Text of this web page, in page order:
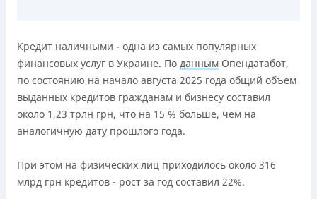
Вся информация о кредите
ПОЛУЧИТЬ ЗАЙМ Подробнее
Кредит наличными - одна из самых популярных
финансовых услуг в Украине. По данным Опендатабот,
по состоянию на начало августа 2025 года общий объем
выданных кредитов гражданам и бизнесу составил
около 1,23 трлн грн, что на 15 % больше, чем на
аналогичную дату прошлого года.
При этом на физических лиц приходилось около 316
млрд грн кредитов - рост за год составил 22%.